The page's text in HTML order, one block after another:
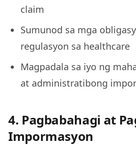
claim
Sumunod sa mga
regulasyon sa healthcare
Magpadala sa iyo ng
at administratibong
4. Pagbabahagi at
Impormasyon